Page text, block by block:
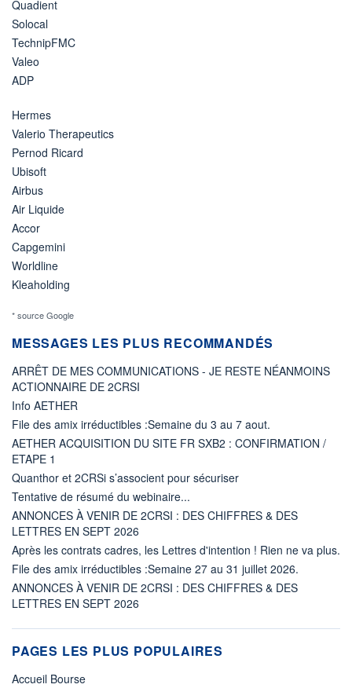
Quadient
Solocal
TechnipFMC
Valeo
ADP
Hermes
Valerio Therapeutics
Pernod Ricard
Ubisoft
Airbus
Air Liquide
Accor
Capgemini
Worldline
Kleaholding
* source Google
MESSAGES LES PLUS RECOMMANDÉS
ARRÊT DE MES COMMUNICATIONS - JE RESTE NÉANMOINS
ACTIONNAIRE DE 2CRSI
Info AETHER
File des amix irréductibles :Semaine du 3 au 7 aout.
AETHER ACQUISITION DU SITE FR SXB2 : CONFIRMATION /
ETAPE 1
Quanthor et 2CRSi s’associent pour sécuriser
Tentative de résumé du webinaire...
ANNONCES À VENIR DE 2CRSI : DES CHIFFRES & DES
LETTRES EN SEPT 2026
Après les contrats cadres, les Lettres d'intention ! Rien ne va plus.
File des amix irréductibles :Semaine 27 au 31 juillet 2026.
ANNONCES À VENIR DE 2CRSI : DES CHIFFRES & DES
LETTRES EN SEPT 2026
PAGES LES PLUS POPULAIRES
Accueil Bourse